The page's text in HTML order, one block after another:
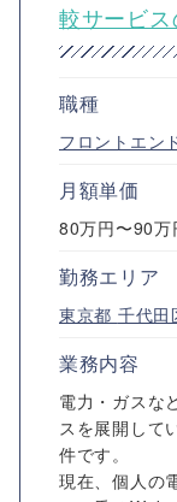
較サービ
職種
フロントエン
月額単価
80万円〜90万
勤務エリア
東京都 千代田
業務内容
電力・ガスな
スを展開して
件です。
現在、個人の